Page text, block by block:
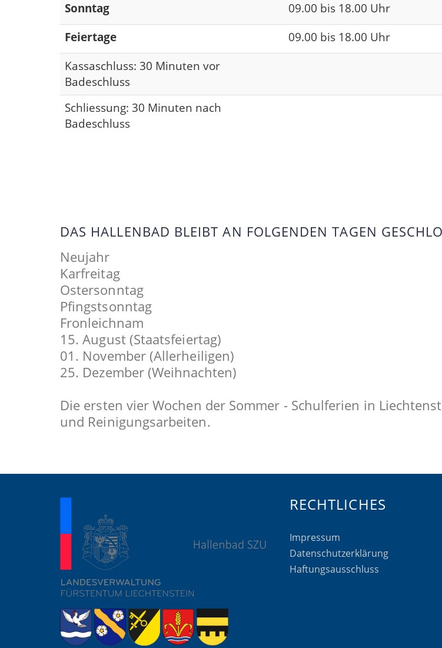
Sonntag
09.00 bis 18.00 Uhr
Feiertage
09.00 bis 18.00 Uhr
Kassaschluss: 30 Minuten vor
Badeschluss
Schliessung: 30 Minuten nach
Badeschluss
DAS HALLENBAD BLEIBT AN FOLGENDEN TAGEN
Neujahr
Karfreitag
Ostersonntag
Pfingstsonntag
Fronleichnam
15. August (Staatsfeiertag)
01. November (Allerheiligen)
25. Dezember (Weihnachten)
Die ersten vier Wochen der Sommer - Schulferien in
und Reinigungsarbeiten.
RECHTLICHES
Impressum
Datenschutzerklärung
Haftungsausschluss